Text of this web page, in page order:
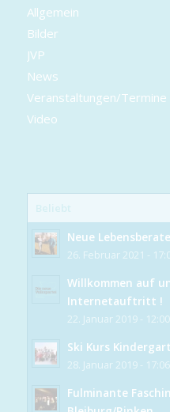
Allgemein
Bilder
JVP
News
Veranstaltungen/Termine
Video
Beliebt
Neue
26. Februar 2021 -
Willkommen auf
Internetauftritt !
22. Januar 2019 - 12:00
Ski Kurs
28. Januar 2019 - 17:06
Fulminante